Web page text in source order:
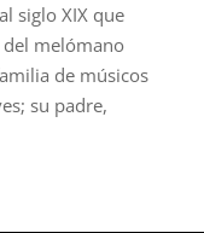
siglo XIX que
del melómano
de músicos
su padre,